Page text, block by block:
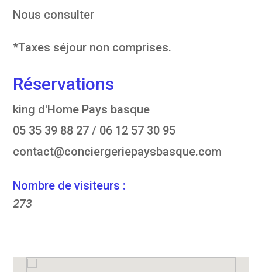
Nous consulter
*Taxes séjour non comprises.
Réservations
king d'Home Pays basque
05 35 39 88 27 / 06 12 57 30 95
contact@conciergeriepaysbasque.com
Nombre de visiteurs :
273